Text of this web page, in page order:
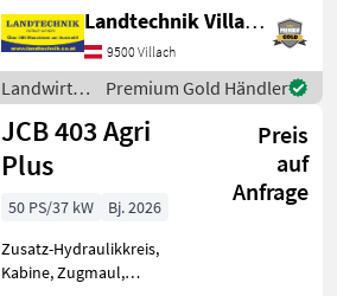
Schnellwechselrahmen,
hydr. Geräteverriegelung
JCB 514-40 Erstzulassung
2026, Teleskoplader, 4 m
Hubhöhe, mit
Landtechnik Villach GmbH
9500 Villach
Landwirtsch.
Motorfahrzeuge
/ JCB
Premium Gold Händler
JCB 403 Agri
Plus
Preis
auf
Anfrage
50 PS/37 kW
Bj. 2026
Zusatz-Hydraulikkreis,
Kabine, Zugmaul,